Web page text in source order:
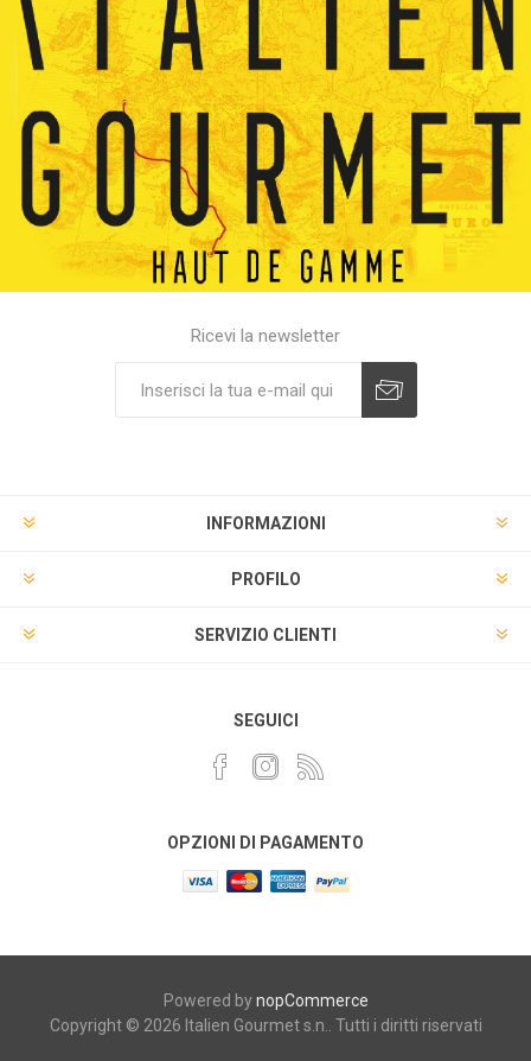
Ricevi la newsletter
INFORMAZIONI
PROFILO
SERVIZIO CLIENTI
SEGUICI
OPZIONI DI PAGAMENTO
Powered bynopCommerce
Copyright © 2026 Italien Gourmet s.n.. Tutti i diritti riservati